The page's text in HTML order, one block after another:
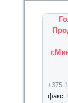
+375
факс